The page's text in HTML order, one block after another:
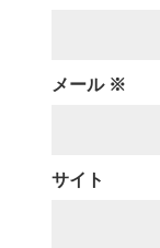
メール ※
サイト